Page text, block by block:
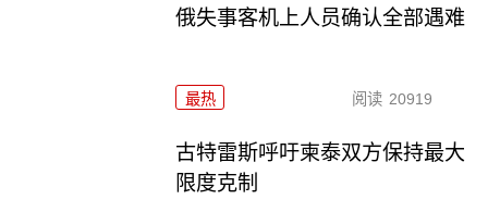
俄失事客机上人员确认全部遇难
最热 阅读 20919
古特雷斯呼吁柬泰双方保持最大
限度克制